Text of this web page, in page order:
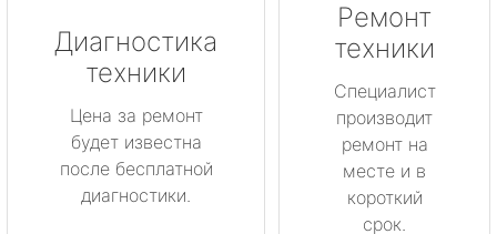
Диагностика
техники
Цена за ремонт
будет известна
после бесплатной
диагностики.
Ремонт
техники
Специалист
производит
ремонт на
месте и в
короткий
срок.